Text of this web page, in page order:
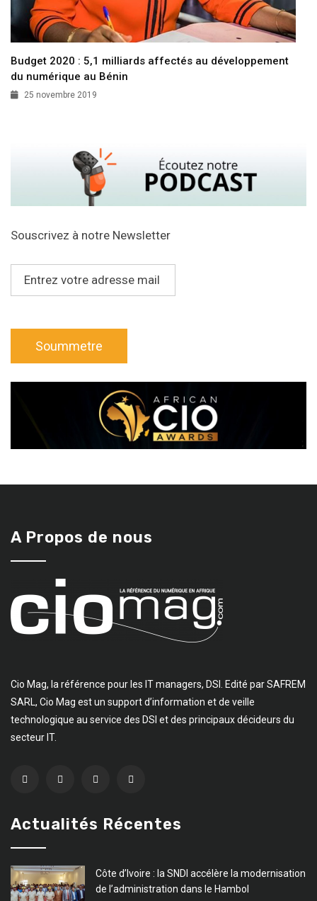
Budget 2020 : 5,1 milliards affectés au développement
du numérique au Bénin
25 novembre 2019
Souscrivez à notre Newsletter
A Propos de nous
Cio Mag, la référence pour les IT managers, DSI. Edité par SAFREM
SARL, Cio Mag est un support d’information et de veille
technologique au service des DSI et des principaux décideurs du
secteur IT.
Actualités Récentes
Côte d’Ivoire : la SNDI accélère la modernisation
de l’administration dans le Hambol